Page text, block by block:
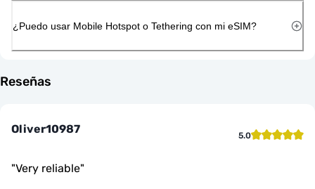
¿Puedo usar Mobile Hotspot o Tethering con mi eSIM?
Reseñas
Oliver10987 5.0
"Very reliable"